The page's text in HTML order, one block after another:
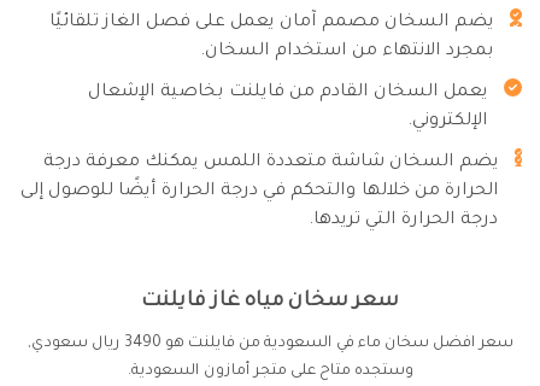
يضم السخان مصمم آمان يعمل على فصل الغاز تلقائيًا
بمجرد الانتهاء من استخدام السخان.
يعمل السخان القادم من فايلنت بخاصية الإشعال
الإلكتروني.
يضم السخان شاشة متعددة اللمس يمكنك معرفة درجة
الحرارة من خلالها والتحكم في درجة الحرارة أيضًا للوصول إلى
درجة الحرارة التي تريدها.
سعر سخان مياه غاز فايلنت
سعر افضل سخان ماء في السعودية من فايلنت هو 3490 ريال سعودي,
وستجده متاح على متجر أمازون السعودية.